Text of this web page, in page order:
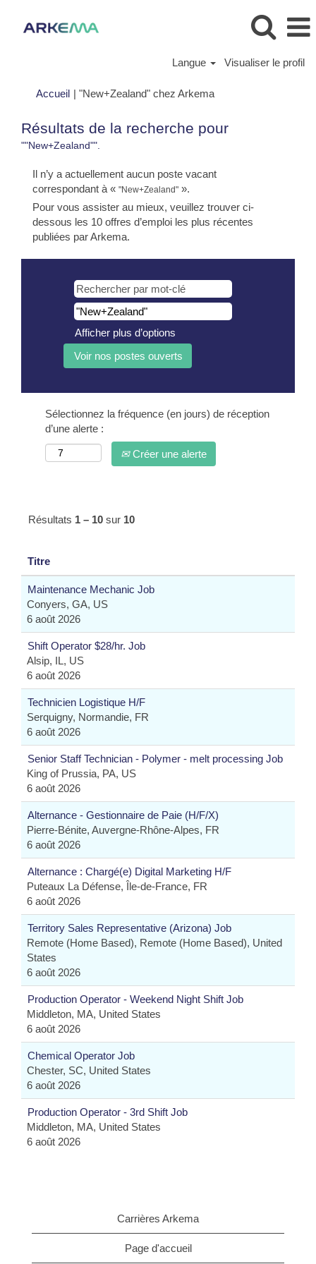
Langue Visualiser le profil
Accueil | "New+Zealand" chez Arkema(page
Résultats de la recherche pour
""New+Zealand"".
Il n’y a actuellement aucun poste vacant
correspondant à « "New+Zealand" ».
Pour vous assister au mieux, veuillez trouver ci-
dessous les 10 offres d’emploi les plus récentes
publiées par Arkema.
Afficher plus d’options
Sélectionnez la fréquence (en jours) de réception
d’une alerte :
Créer une alerte
Résultats 1 – 10 sur 10
Titre
Maintenance Mechanic Job
Conyers, GA, US
6 août 2026
Shift Operator $28/hr. Job
Alsip, IL, US
6 août 2026
Technicien Logistique H/F
Serquigny, Normandie, FR
6 août 2026
Senior Staff Technician - Polymer - melt processing Job
King of Prussia, PA, US
6 août 2026
Alternance - Gestionnaire de Paie (H/F/X)
Pierre-Bénite, Auvergne-Rhône-Alpes, FR
6 août 2026
Alternance : Chargé(e) Digital Marketing H/F
Puteaux La Défense, Île-de-France, FR
6 août 2026
Territory Sales Representative (Arizona) Job
Remote (Home Based), Remote (Home Based), United
States
6 août 2026
Production Operator - Weekend Night Shift Job
Middleton, MA, United States
6 août 2026
Chemical Operator Job
Chester, SC, United States
6 août 2026
Production Operator - 3rd Shift Job
Middleton, MA, United States
6 août 2026
Carrières Arkema
Page d'accueil